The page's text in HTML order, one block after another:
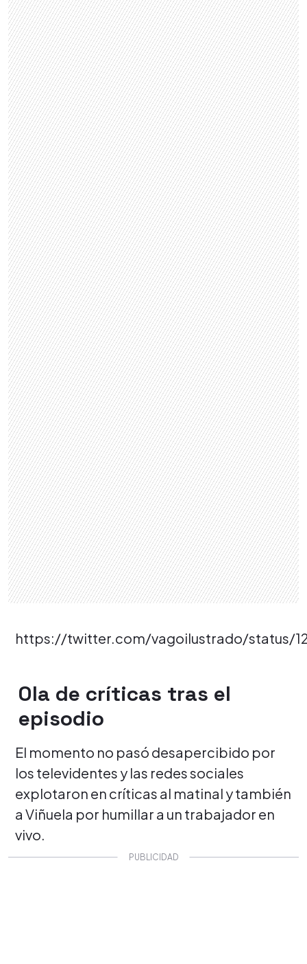
https://twitter.com/vagoilustrado/status/
Ola de críticas tras el
episodio
El momento no pasó desapercibido por
los televidentes y las redes sociales
explotaron en críticas al matinal y también
a Viñuela por humillar a un trabajador en
vivo.